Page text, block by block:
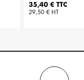
Prix
35,40 € TTC
29,50 € HT